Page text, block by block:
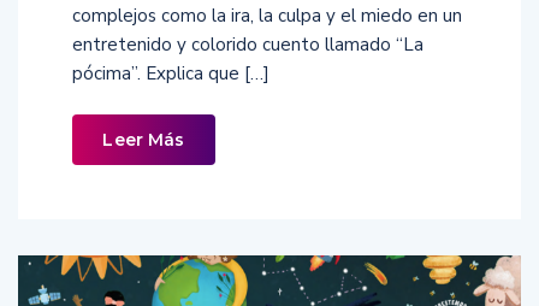
complejos como la ira, la culpa y el miedo en un
entretenido y colorido cuento llamado “La
pócima”. Explica que […]
Leer Más